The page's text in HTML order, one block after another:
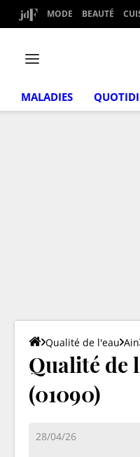
MODE BEAUTÉ
MALADIES
Qualité de l'eau Ain
Qualité de
(01090)
28/04/26